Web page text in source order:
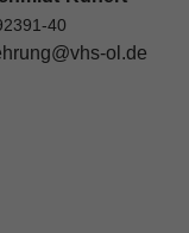
40
ol.de